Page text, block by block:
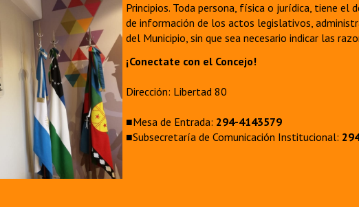
Principios. Toda persona, física o jurídica, tiene el
de información de los actos legislativos,
del Municipio, sin que sea necesario indicar las
¡Conectate con el Concejo!
Dirección: Libertad 80
■Mesa de Entrada: 294-4143579
■Subsecretaría de Comunicación Institucional: